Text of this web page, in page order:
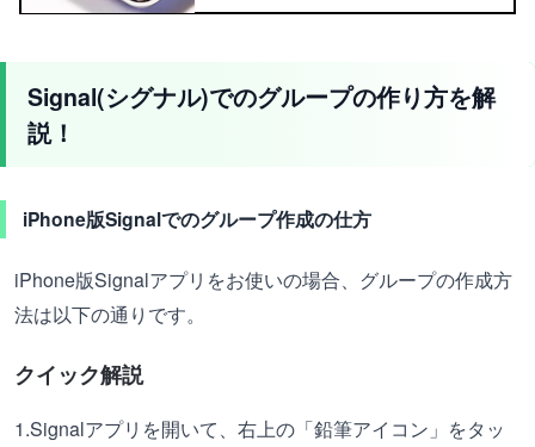
Signal(シグナル)でのグループの作り方を解
説！
iPhone版Signalでのグループ作成の仕方
iPhone版Signalアプリをお使いの場合、グループの作成方
法は以下の通りです。
クイック解説
1.Signalアプリを開いて、右上の「鉛筆アイコン」をタッ